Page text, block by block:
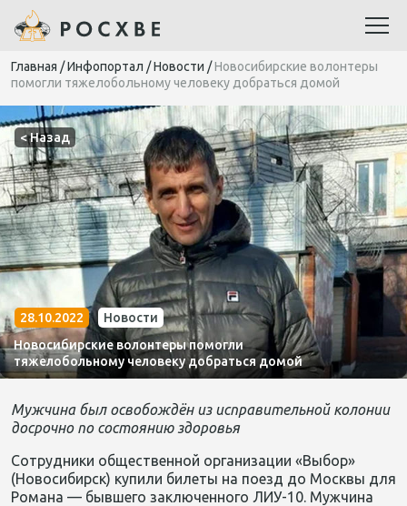
Главная /Инфопортал /Новости /Новосибирские волонтеры
помогли тяжелобольному человеку добраться домой
< Назад
28.10.2022
Новости
Новосибирские волонтеры помогли
тяжелобольному человеку добраться домой
Мужчина был освобождён из исправительной колонии
досрочно по состоянию здоровья
Сотрудники общественной организации «Выбор»
(Новосибирск) купили билеты на поезд до Москвы для
Романа — бывшего заключенного ЛИУ-10. Мужчина